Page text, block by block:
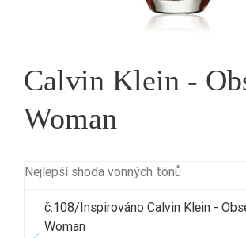
Calvin Klein -
Woman
Nejlepší shoda vonných tónů
č.108/Inspirováno Calvin Klein -
Woman